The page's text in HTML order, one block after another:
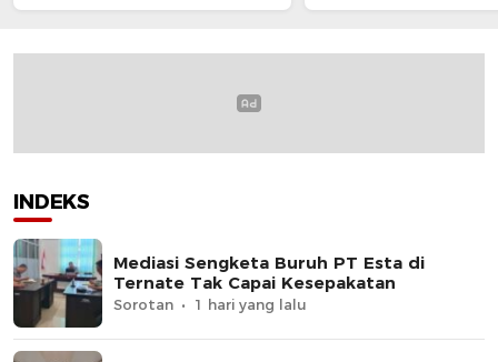
INDEKS
Mediasi Sengketa Buruh PT Esta di
Ternate Tak Capai Kesepakatan
Sorotan 1 hari yang lalu